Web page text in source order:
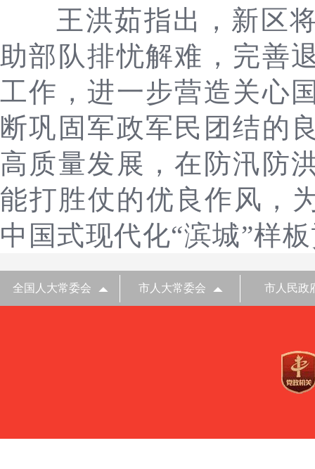
王洪茹指出， 新区
助部队排忧解难，完善
工作，进一步营造关心
断巩固军政军民团结的
高质量发展，在防汛 防
能打胜仗的优良作风，
中国式现代化“滨城”样
全国人大常委会 市人大常委会 市人民政